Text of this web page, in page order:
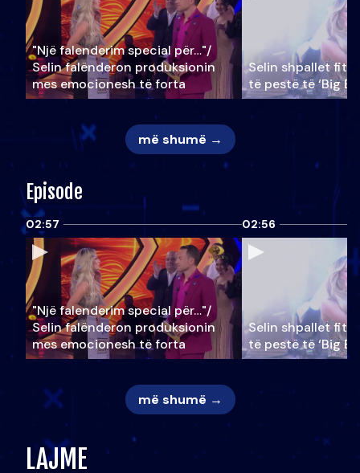
"Një falenderim special për…"/
Selin falënderon produksionin
mes emocionesh të forta
Selin shpallet
të pestë të ‘Big
më shumë →
Episode
02:57
"Një falenderim special për…"/
Selin falënderon produksionin
mes emocionesh të forta
02:56
Selin shpallet
të pestë të ‘Big
më shumë →
LAJME